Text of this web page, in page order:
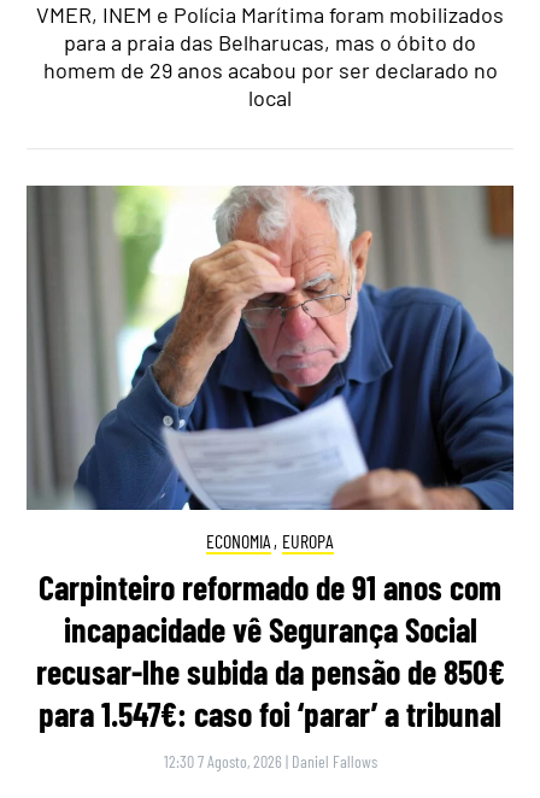
VMER, INEM e Polícia Marítima foram mobilizados
para a praia das Belharucas, mas o óbito do
homem de 29 anos acabou por ser declarado no
local
ECONOMIA , EUROPA
Carpinteiro reformado de 91 anos com
incapacidade vê Segurança Social
recusar-lhe subida da pensão de 850€
para 1.547€: caso foi ‘parar’ a tribunal
12:30 7 Agosto, 2026 | Daniel Fallows